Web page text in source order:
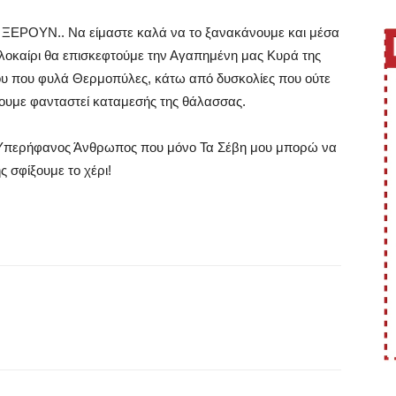
Να είμαστε καλά να το ξανακάνουμε και μέσα
θα επισκεφτούμε την Αγαπημένη μας Κυρά της
που φυλά Θερμοπύλες, κάτω από δυσκολίες που ούτε
φανταστεί καταμεσής της θάλασσας.
Άνθρωπος που μόνο Τα Σέβη μου μπορώ να
το χέρι!